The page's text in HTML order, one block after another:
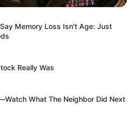
Memory Loss Isn't Age: Just
Really Was
What The Neighbor Did Next